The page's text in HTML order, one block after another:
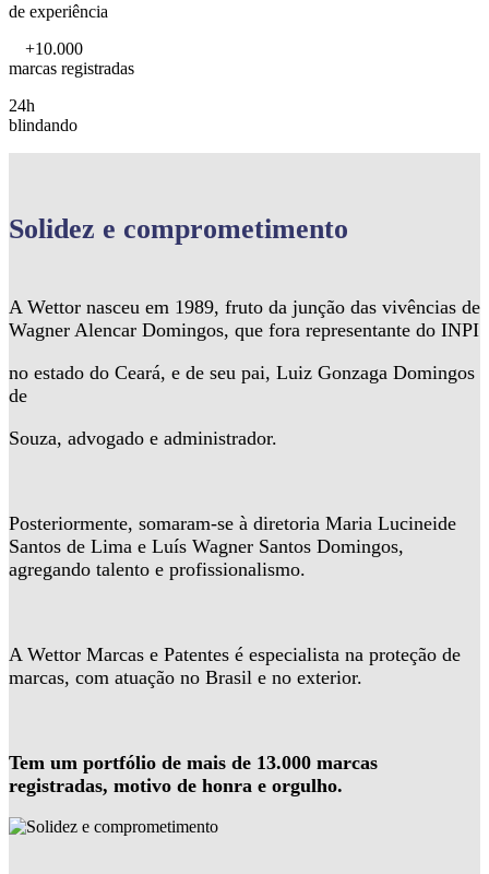
de experiência
+10.000
marcas registradas
24h
blindando
Solidez e comprometimento
A Wettor nasceu em 1989, fruto da junção das vivências de
Wagner Alencar Domingos, que fora representante do INPI
no estado do Ceará, e de seu pai, Luiz Gonzaga Domingos
de
Souza, advogado e administrador.
Posteriormente, somaram-se à diretoria Maria Lucineide
Santos de Lima e Luís Wagner Santos Domingos,
agregando talento e profissionalismo.
A Wettor Marcas e Patentes é especialista na proteção de
marcas, com atuação no Brasil e no exterior.
Tem um portfólio de mais de 13.000 marcas
registradas, motivo de honra e orgulho.